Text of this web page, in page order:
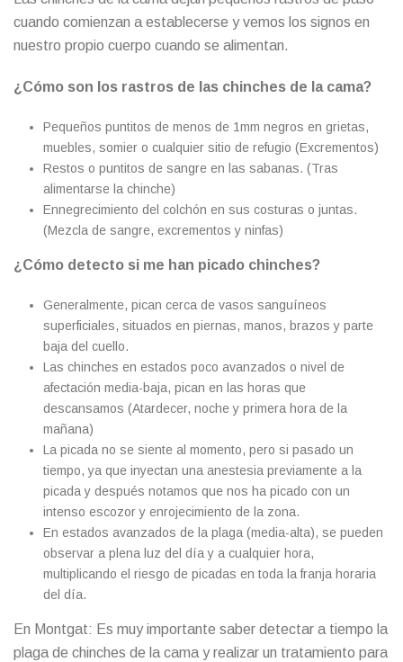
cuando comienzan a establecerse y vemos los signos en
nuestro propio cuerpo cuando se alimentan.
¿Cómo son los rastros de las chinches de la cama?
Pequeños puntitos de menos de 1mm negros en grietas,
muebles, somier o cualquier sitio de refugio (Excrementos)
Restos o puntitos de sangre en las sabanas. (Tras
alimentarse la chinche)
Ennegrecimiento del colchón en sus costuras o juntas.
(Mezcla de sangre, excrementos y ninfas)
¿Cómo detecto si me han picado chinches?
Generalmente, pican cerca de vasos sanguíneos
superficiales, situados en piernas, manos, brazos y parte
baja del cuello.
Las chinches en estados poco avanzados o nivel de
afectación media-baja, pican en las horas que
descansamos (Atardecer, noche y primera hora de la
mañana)
La picada no se siente al momento, pero si pasado un
tiempo, ya que inyectan una anestesia previamente a la
picada y después notamos que nos ha picado con un
intenso escozor y enrojecimiento de la zona.
En estados avanzados de la plaga (media-alta), se pueden
observar a plena luz del día y a cualquier hora,
multiplicando el riesgo de picadas en toda la franja horaria
del día.
En Montgat: Es muy importante saber detectar a tiempo la
plaga de chinches de la cama y realizar un tratamiento para